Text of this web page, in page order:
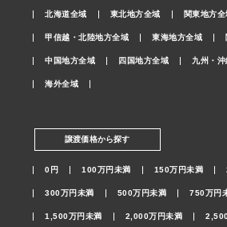
北海道全域 東北地方全域 関東地方全
甲信越・北陸地方全域 東海地方全域
中国地方全域 四国地方全域 九州・
海外全域
譲渡価格から探す
0円 100万円未満 150万円未満
300万円未満 500万円未満 750万円
1,500万円未満 2,000万円未満